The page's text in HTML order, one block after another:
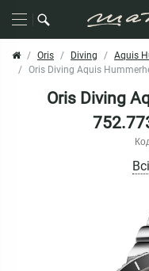
Oris Diving
Aquis
Oris Diving Aquis
Oris Diving